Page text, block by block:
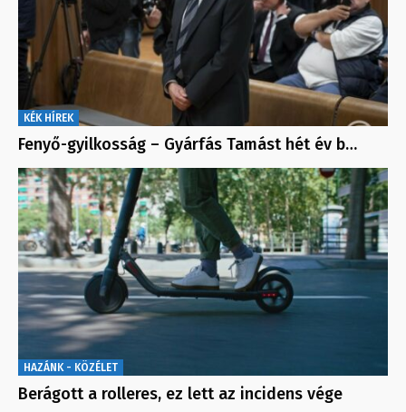
KÉK HÍREK
Fenyő-gyilkosság – Gyárfás Tamást hét év b…
HAZÁNK - KÖZÉLET
Berágott a rolleres, ez lett az incidens vége